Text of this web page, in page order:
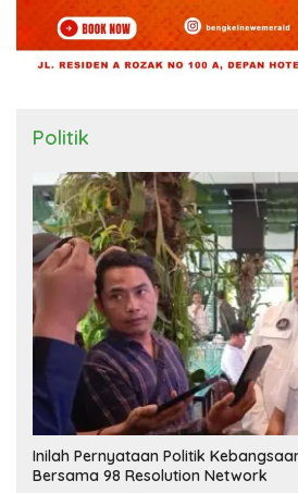
Politik
Inilah Pernyataan Politik
Bersama 98 Resolution Network